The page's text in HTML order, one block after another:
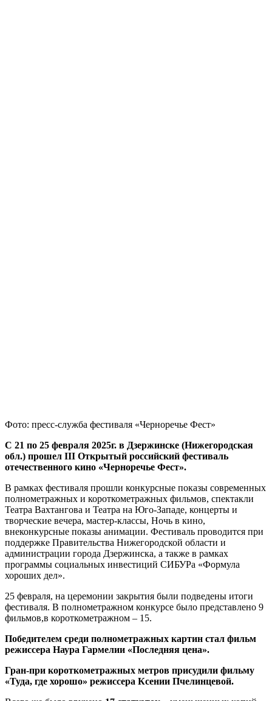
Фото: пресс-служба фестиваля «Черноречье Фест»
С 21 по 25 февраля 2025г. в Дзержинске (Нижегородская
обл.) прошел III Открытый российский фестиваль
отечественного кино «Черноречье Фест».
В рамках фестиваля прошли конкурсные показы современных
полнометражных и короткометражных фильмов, спектакли
Театра Вахтангова и Театра на Юго-Западе, концерты и
творческие вечера, мастер-классы, Ночь в кино,
внеконкурсные показы анимации. Фестиваль проводится при
поддержке Правительства Нижегородской области и
администрации города Дзержинска, а также в рамках
программы социальных инвестиций СИБУРа «Формула
хороших дел».
25 февраля, на церемонии закрытия были подведены итоги
фестиваля. В полнометражном конкурсе было представлено 9
фильмов,в короткометражном – 15.
Победителем среди полнометражных картин стал фильм
режиссера Наура Гармелии «Последняя цена».
Гран-при короткометражных метров присудили фильму
«Туда, где хорошо» режиссера Ксении Пчелинцевой.